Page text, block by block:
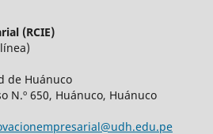
(RCIE)
de Huánuco
N.º 650, Huánuco, Huánuco